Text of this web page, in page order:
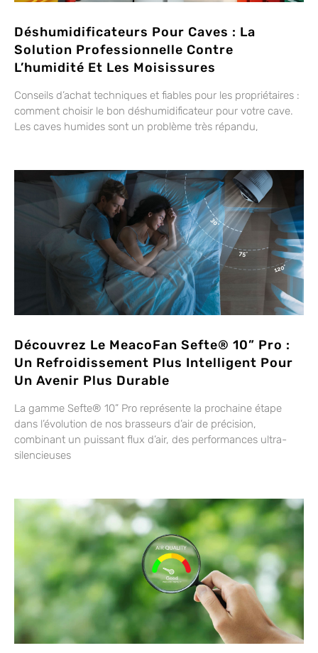
Déshumidificateurs Pour Caves : La
Solution Professionnelle Contre
L’humidité Et Les Moisissures
Conseils d’achat techniques et fiables pour les propriétaires :
comment choisir le bon déshumidificateur pour votre cave.
Les caves humides sont un problème très répandu,
Découvrez Le MeacoFan Sefte® 10” Pro :
Un Refroidissement Plus Intelligent Pour
Un Avenir Plus Durable
La gamme Sefte® 10” Pro représente la prochaine étape
dans l’évolution de nos brasseurs d’air de précision,
combinant un puissant flux d’air, des performances ultra-
silencieuses